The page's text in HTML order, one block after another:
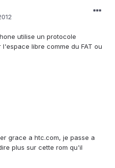
utilise un protocole
libre comme du FAT ou
grace a htc.com, je passe a
plus sur cette rom qu'il